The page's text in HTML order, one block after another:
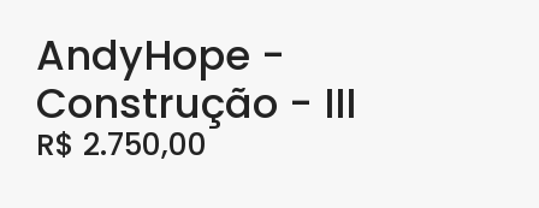
AndyHope -
Construção - III
R$ 2.750,00